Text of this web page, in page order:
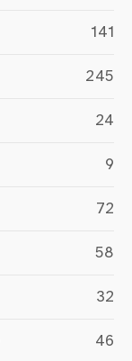
141
245
24
9
72
58
32
46